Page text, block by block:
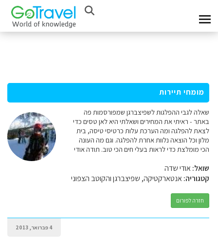
מומחי תיירות
שאלה לגבי ההפלגות לשפיצברגן שמפורסמות פה
באתר - ראיתי את המחירים ושאלתי היא לאן טסים כדי
לצאת להפלגה ומה הערכת עלות כרטיסי טיסה, בית
מלון וכל הוצאה נלוות אחרת להפלגה. וגם מה העונה
הכי מומלצת כדי לראות בעלי חים הכי טוב. תודה אודי
שואל:אודי שדה
קטגוריה:אנטארקטיקה, שפיצברגן והקוטב הצפוני
חזרה לפורום
4 פברואר, 2013